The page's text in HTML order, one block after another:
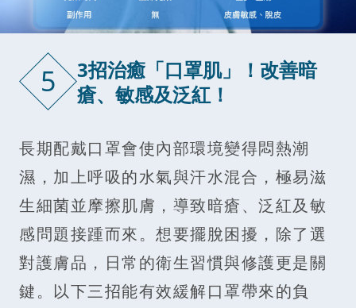
5
3招治癒「口罩肌」！改善暗
瘡、敏感及泛紅！
長期配戴口罩會使內部環境變得悶熱潮
濕，加上呼吸的水氣與汗水混合，極易滋
生細菌並摩擦肌膚，導致暗瘡、泛紅及敏
感問題接踵而來。想要擺脫困擾，除了選
對護膚品，日常的衛生習慣與修護更是關
鍵。以下三招能有效緩解口罩帶來的負